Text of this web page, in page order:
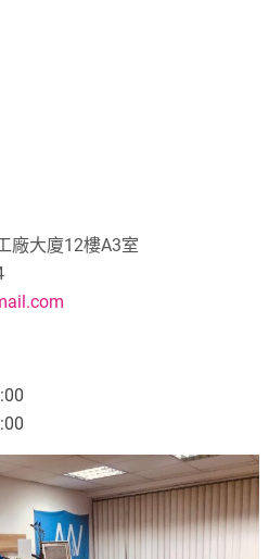
廠大廈12樓A3室